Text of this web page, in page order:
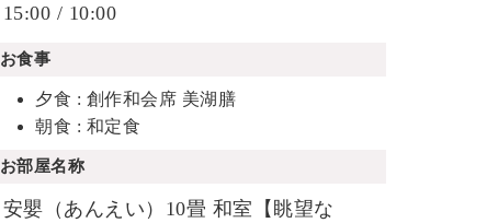
15:00 / 10:00
お食事
夕食 : 創作和会席 美湖膳
朝食 : 和定食
お部屋名称
安嬰（あんえい）10畳 和室【眺望な